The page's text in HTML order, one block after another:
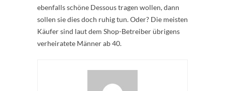
ebenfalls schöne Dessous tragen wollen, dann
sollen sie dies doch ruhig tun. Oder? Die meisten
Käufer sind laut dem Shop-Betreiber übrigens
verheiratete Männer ab 40.